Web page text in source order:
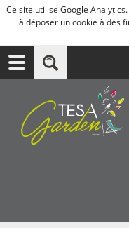
Ce site utilise Google
à déposer un cookie à des